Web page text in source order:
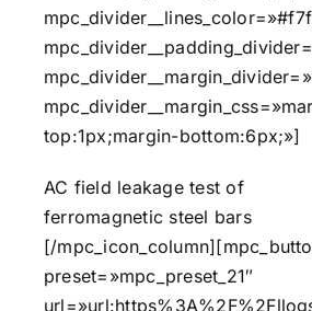
top:1px;margin-bottom:6px;»]
AC field leakage test of
ferromagnetic steel bars
[/
preset=»mpc_preset_21″